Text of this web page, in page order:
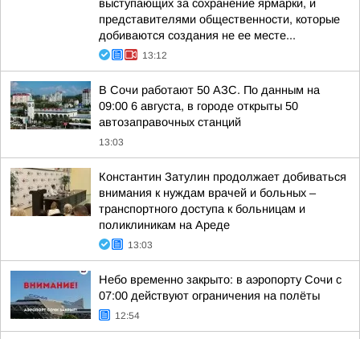
выступающих за сохранение ярмарки, и
представителями общественности, которые
добиваются создания не ее месте...
13:12
В Сочи работают 50 АЗС. По данным на
09:00 6 августа, в городе открыты 50
автозаправочных станций
13:03
Константин Затулин продолжает добиваться
внимания к нуждам врачей и больных –
транспортного доступа к больницам и
поликлиникам на Ареде
13:03
Небо временно закрыто: в аэропорту Сочи с
07:00 действуют ограничения на полёты
12:54